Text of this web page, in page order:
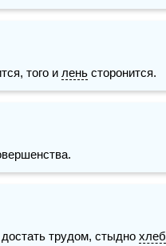
того и лень сторонится.
трудом, стыдно хлеб